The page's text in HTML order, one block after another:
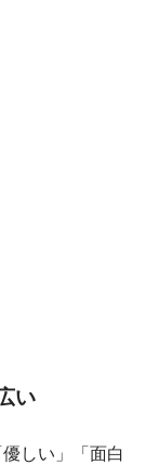
い
しい」「面白